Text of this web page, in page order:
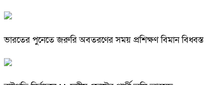
ভারতের পুনেতে জরুরি অবতরণের সময় প্রশিক্ষণ বিমান বিধ্বস্ত